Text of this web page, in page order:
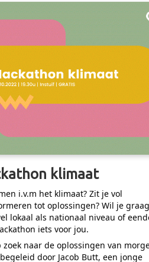
klimaat
i.v.m het klimaat? Zit je vol
tot oplossingen? Wil je graag
lokaal als nationaal niveau of
iets voor jou.
naar de oplossingen van
door Jacob Butt, een jonge